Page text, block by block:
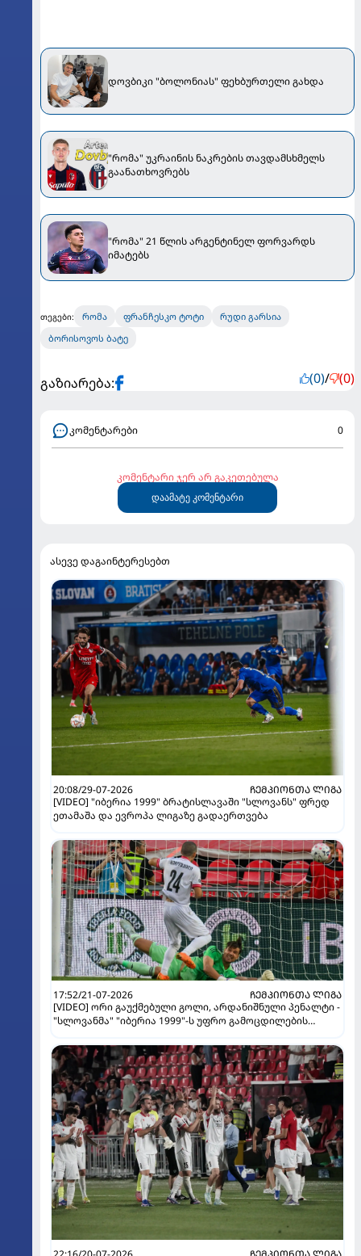
დოვბიკი "ბოლონიას" ფეხბურთელი გახდა
"რომა" უკრაინის ნაკრების თავდამსხმელს
გაანათხოვრებს
"რომა" 21 წლის არგენტინელ ფორვარდს
იმატებს
თეგები: რომა ფრანჩესკო ტოტი
რუდი გარსია
ბორისოვოს ბატე
გაზიარება: (0)/ (0)
კომენტარები 0
კომენტარი ჯერ არ გაკეთებულა
დაამატე კომენტარი
ასევე დაგაინტერესებთ
20:08/29-07-2026
ᲩᲔᲛᲞᲘᲝᲜᲗᲐ ᲚᲘᲒᲐ
[VIDEO] "იბერია 1999" ბრატისლავაში "სლოვანს" ფრედ
ეთამაშა და ევროპა ლიგაზე გადაერთვება
17:52/21-07-2026
ᲩᲔᲛᲞᲘᲝᲜᲗᲐ ᲚᲘᲒᲐ
[VIDEO] ორი გაუქმებული გოლი, არდანიშნული პენალტი -
"სლოვანმა" "იბერია 1999"-ს უფრო გამოცდილების